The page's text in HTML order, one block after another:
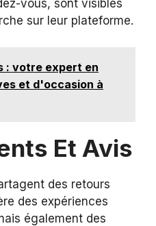
vous, sont visibles
sur leur plateforme.
: votre expert en
et d'occasion à
Et Avis
des retours
des expériences
également des